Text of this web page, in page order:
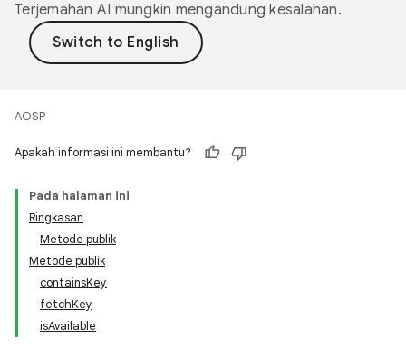
Terjemahan AI mungkin mengandung kesalahan.
AOSP
Apakah informasi ini membantu?
Pada halaman ini
Ringkasan
Metode publik
Metode publik
containsKey
fetchKey
isAvailable